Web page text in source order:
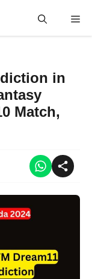
in
Match,